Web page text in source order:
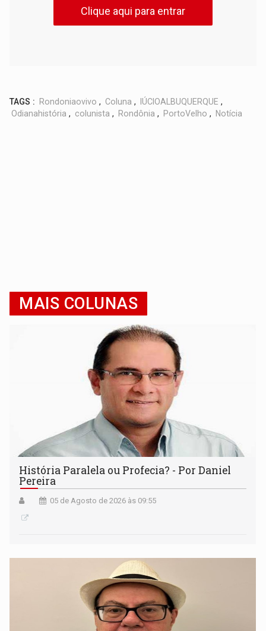
Clique aqui para entrar
TAGS : Rondoniaovivo , Coluna , lÚCIOALBUQUERQUE ,
Odianahistória , colunista , Rondônia , PortoVelho , Notícia
MAIS COLUNAS
História Paralela ou Profecia? - Por Daniel
Pereira
05 de Agosto de 2026 às 09:55